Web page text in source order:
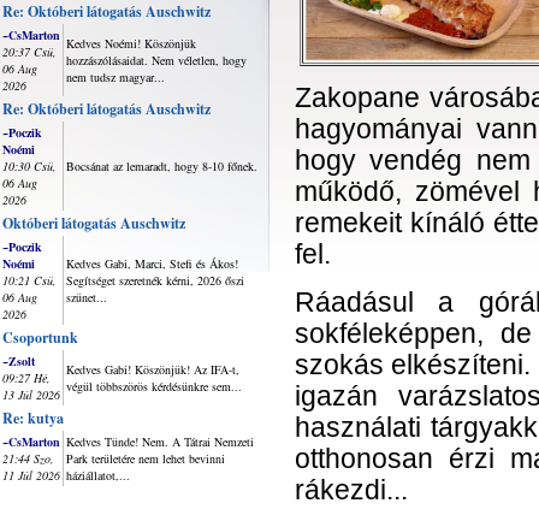
Re: Októberi látogatás Auschwitz
~CsMarton
20:37 Csü,
06 Aug
2026
Kedves Noémi! Köszönjük
hozzászólásaidat. Nem véletlen, hogy
nem tudsz magyar...
Re: Októberi látogatás Auschwitz
~Poczik
Noémi
10:30 Csü,
06 Aug
2026
Bocsánat az lemaradt, hogy 8-10 főnek.
Októberi látogatás Auschwitz
~Poczik
Noémi
10:21 Csü,
06 Aug
2026
Kedves Gabi, Marci, Stefi és Ákos!
Segítséget szeretnék kérni, 2026 őszi
szünet...
Csoportunk
~Zsolt
09:27 Hé,
13 Júl 2026
Kedves Gabi! Köszönjük! Az IFA-t,
végül többszörös kérdésünkre sem...
Re: kutya
~CsMarton
21:44 Szo,
11 Júl 2026
Kedves Tünde! Nem. A Tátrai Nemzeti
Park területére nem lehet bevinni
háziállatot,...
Zakopane
hagyományai
hogy vendég
működő, zömével
remekeit kínáló
fel.
Ráadásul a
sokféleképpen,
szokás
igazán
használati
otthonosan érzi
rákezdi...